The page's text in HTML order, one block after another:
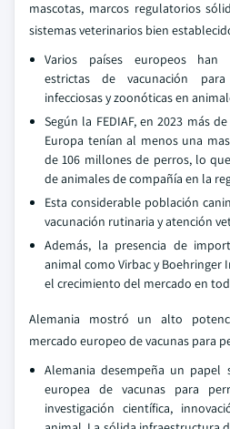
mascotas, marcos regulatorios
sistemas veterinarios bien
Varios países europeos han
estrictas de vacunación
infecciosas y zoonóticas en
Según la FEDIAF, en 2023 más
Europa tenían al menos una
de 106 millones de perros, lo
de animales de compañía en la
Esta considerable población
vacunación rutinaria y atención
Además, la presencia de
animal como Virbac y Boehringer
el crecimiento del mercado en
Alemania mostró un alto
mercado europeo de vacunas para
Alemania desempeña un papel
europea de vacunas para
investigación científica,